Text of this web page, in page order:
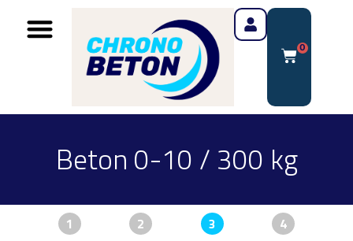
0
Beton 0-10 / 300 kg
1 2 3 4